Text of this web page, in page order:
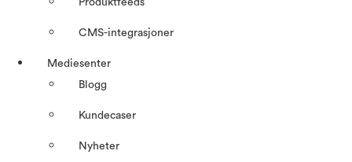
Produktfeeds
CMS-integrasjoner
Mediesenter
Blogg
Kundecaser
Nyheter